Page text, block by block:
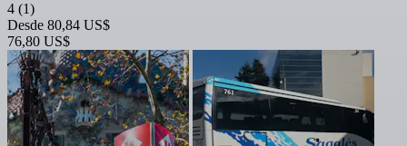
4 (1)
Desde 80,84 US$
76,80 US$